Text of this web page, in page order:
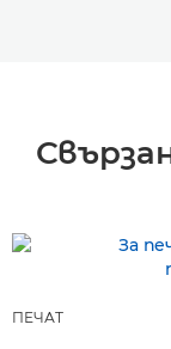
ПЕЧАТ